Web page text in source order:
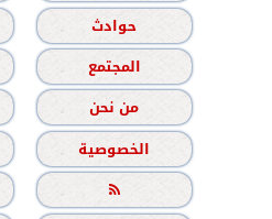
حوادث
المجتمع
من نحن
الخصوصية
